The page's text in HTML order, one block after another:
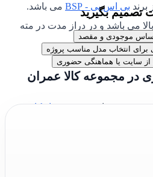
بی اس پی - BSP
می باشد.
می باشد و در دراز مدت در مته
در مجموعه کالا عمران
ترین برند های دستهسوراخکاری
این مجموعه در ارتباط
تصمیم بگیرید
موجودی و مقصد
برای انتخاب مدل مناسب پروژه
از سایت یا هماهنگی حضوری